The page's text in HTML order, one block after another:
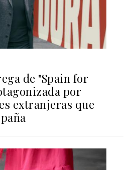
de "Spain for
por
extranjeras que